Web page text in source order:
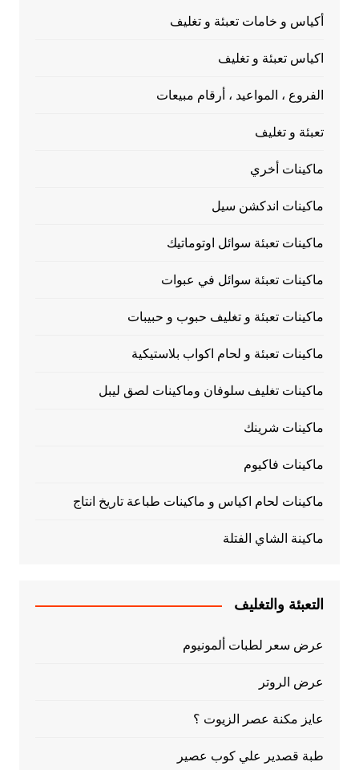
أكياس و خامات تعبئة و تغليف
اكياس تعبئة و تغليف
الفروع ، المواعيد ، أرقام مبيعات
تعبئة و تغليف
ماكينات أخري
ماكينات اندكشن سيل
ماكينات تعبئة سوائل اوتوماتيك
ماكينات تعبئة سوائل في عبوات
ماكينات تعبئة و تغليف حبوب و حبيبات
ماكينات تعبئة و لحام اكواب بلاستيكية
ماكينات تغليف سلوفان وماكينات لصق ليبل
ماكينات شرينك
ماكينات فاكيوم
ماكينات لحام اكياس و ماكينات طباعة تاريخ انتاج
ماكينة الشاي الفتلة
التعبئة والتغليف
عرض سعر لطبات ألمونيوم
عرض الروتر
عايز مكنة عصر الزيوت ؟
طبة قصدير علي كوب عصير